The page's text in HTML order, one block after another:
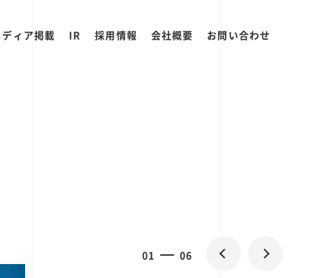
ィア掲載 IR 採用情報 会社概要 お問い合わせ
01 06